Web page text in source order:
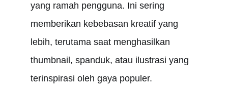
yang ramah pengguna. Ini sering
memberikan kebebasan kreatif yang
lebih, terutama saat menghasilkan
thumbnail, spanduk, atau ilustrasi yang
terinspirasi oleh gaya populer.